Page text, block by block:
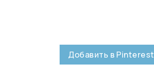
Добавить в Pinterest